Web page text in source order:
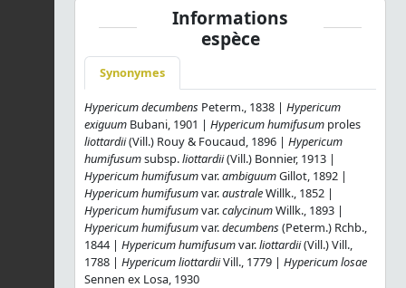
Informations
espèce
Synonymes
Hypericum decumbens Peterm., 1838 | Hypericum
exiguum Bubani, 1901 | Hypericum humifusum proles
liottardii(Vill.) Rouy & Foucaud, 1896 | Hypericum
humifusumsubsp.liottardii(Vill.) Bonnier, 1913 |
Hypericum humifusumvar.ambiguumGillot, 1892 |
Hypericum humifusumvar.australeWillk., 1852 |
Hypericum humifusumvar.calycinumWillk., 1893 |
Hypericum humifusumvar.decumbens (Peterm.) Rchb.,
1844 | Hypericum humifusumvar.liottardii(Vill.) Vill.,
1788 | Hypericum liottardiiVill., 1779 | Hypericum losae
Sennen ex Losa, 1930